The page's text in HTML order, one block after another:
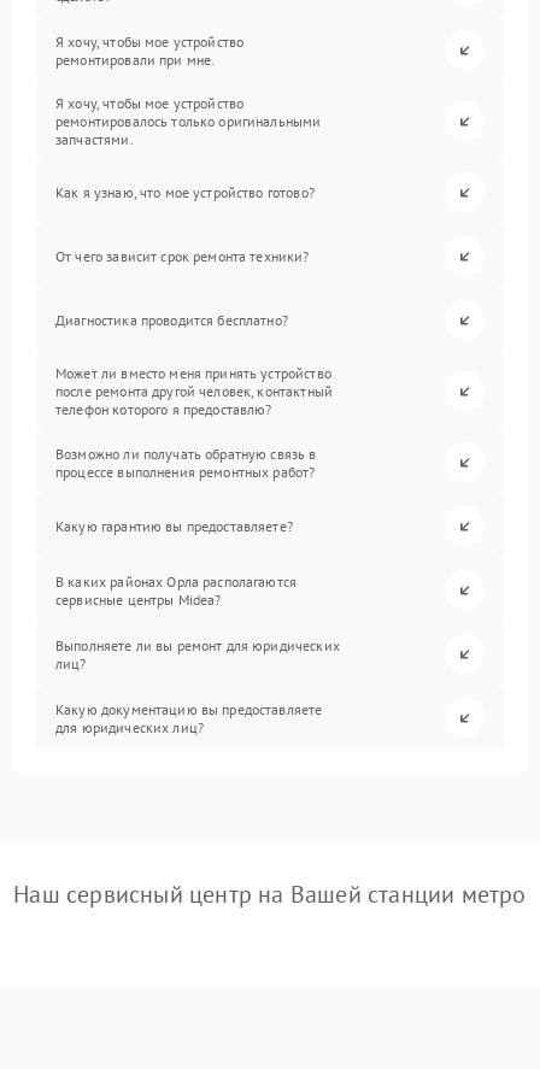
Я хочу, чтобы мое устройство
ремонтировали при мне.
Я хочу, чтобы мое устройство
ремонтировалось только оригинальными
запчастями.
Как я узнаю, что мое устройство готово?
От чего зависит срок ремонта техники?
Диагностика проводится бесплатно?
Может ли вместо меня принять устройство
после ремонта другой человек, контактный
телефон которого я предоставлю?
Возможно ли получать обратную связь в
процессе выполнения ремонтных работ?
Какую гарантию вы предоставляете?
В каких районах Орла располагаются
сервисные центры Midea?
Выполняете ли вы ремонт для юридических
лиц?
Какую документацию вы предоставляете
для юридических лиц?
Наш сервисный центр на Вашей станции метро